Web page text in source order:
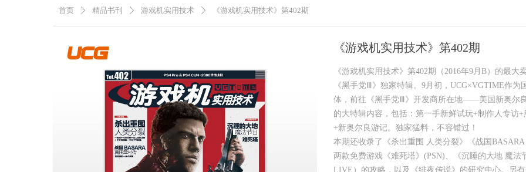
首页 ꄲ 精品书刊 ꄲ 游戏机实用技术 ꄲ 《游戏机实用技术》第402期
《游戏机实用技术》第402期
《游戏机实用技术》第402期（2016年9月B）的最大
《黑手党Ⅲ》独家特辑。9月初，UCG×VGTIME作为
体，前往《黑手党Ⅲ》开发商所在地——美国新奥尔
的大特辑内容，包括：第一手新鲜试玩+制作人专访
+新奥尔良游记。独家猛料，不容错过！
本期还收录了《杀出重围 人类分裂》《战国
两款免费游戏《难死塔》(PSN)、《沉睡的大地 魔法
LIVE）的攻略，以及《绯夜传说》的研究中心。另有